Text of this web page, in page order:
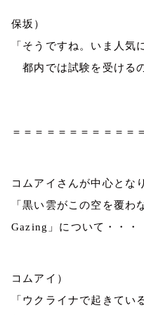
保坂）
「そうですね。いま人気
都内では試験を受ける
＝＝＝＝＝＝＝＝＝＝＝
コムアイさんが中心とな
「黒い雲がこの空を覆わ
Gazing 」について・・・
コムアイ）
「ウクライナで起きてい